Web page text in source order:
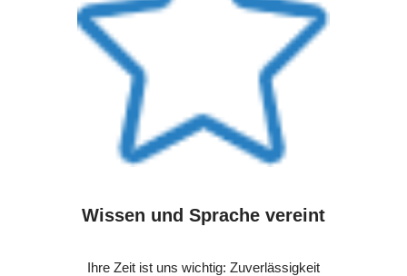
Wissen und Sprache vereint
Ihre Zeit ist uns wichtig: Zuverlässigkeit